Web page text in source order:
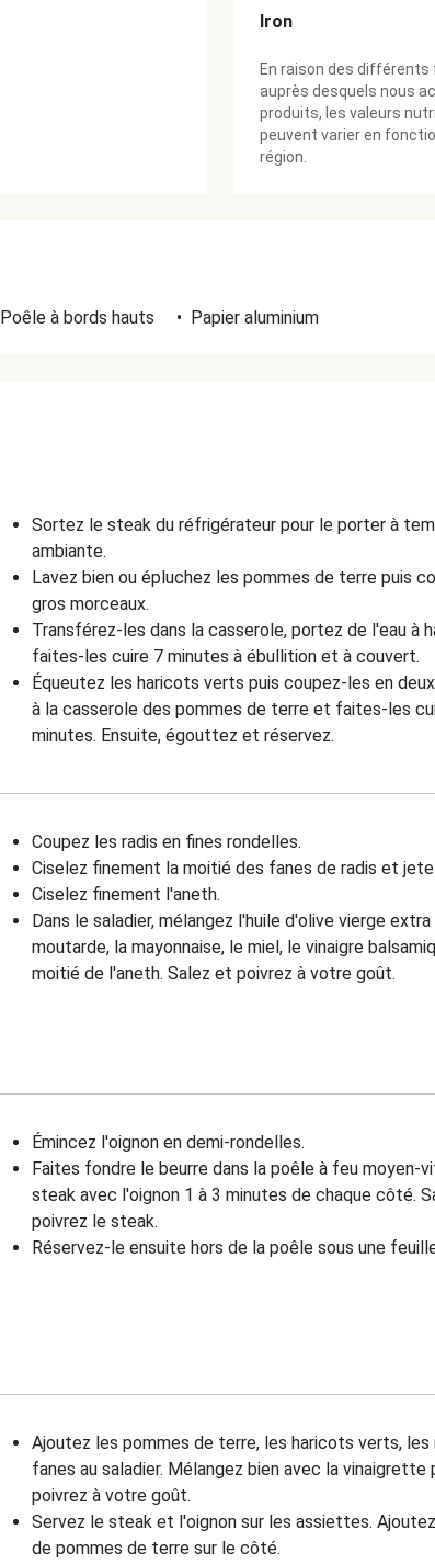
Iron
En raison des
auprès desquels nous
produits, les valeurs
peuvent varier en
région.
Poêle à bords hauts • Papier aluminium
Sortez le steak du réfrigérateur pour le porter à
ambiante.
Lavez bien ou épluchez les pommes de terre puis
gros morceaux.
Transférez-les dans la casserole, portez de l'eau à
faites-les cuire 7 minutes à ébullition et à couvert.
Équeutez les haricots verts puis coupez-les en
à la casserole des pommes de terre et faites-les
minutes. Ensuite, égouttez et réservez.
Coupez les radis en fines rondelles.
Ciselez finement la moitié des fanes de radis et
Ciselez finement l'aneth.
Dans le saladier, mélangez l'huile d'olive vierge
moutarde, la mayonnaise, le miel, le vinaigre
moitié de l'aneth. Salez et poivrez à votre goût.
Émincez l'oignon en demi-rondelles.
Faites fondre le beurre dans la poêle à feu moyen-
steak avec l'oignon 1 à 3 minutes de chaque côté.
poivrez le steak.
Réservez-le ensuite hors de la poêle sous une
Ajoutez les pommes de terre, les haricots verts, les
fanes au saladier. Mélangez bien avec la vinaigrette
poivrez à votre goût.
Servez le steak et l'oignon sur les assiettes.
de pommes de terre sur le côté.